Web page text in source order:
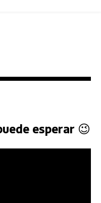
esperar 😉